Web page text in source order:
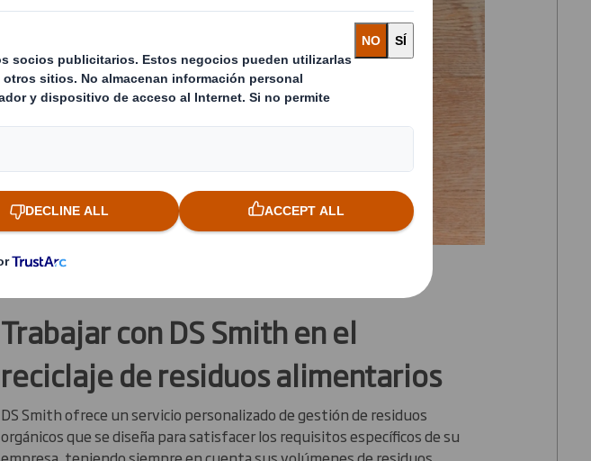
Trabajar con DS Smith en el
reciclaje de residuos alimentarios
DS Smith ofrece un servicio personalizado de gestión de residuos
orgánicos que se diseña para satisfacer los requisitos específicos de su